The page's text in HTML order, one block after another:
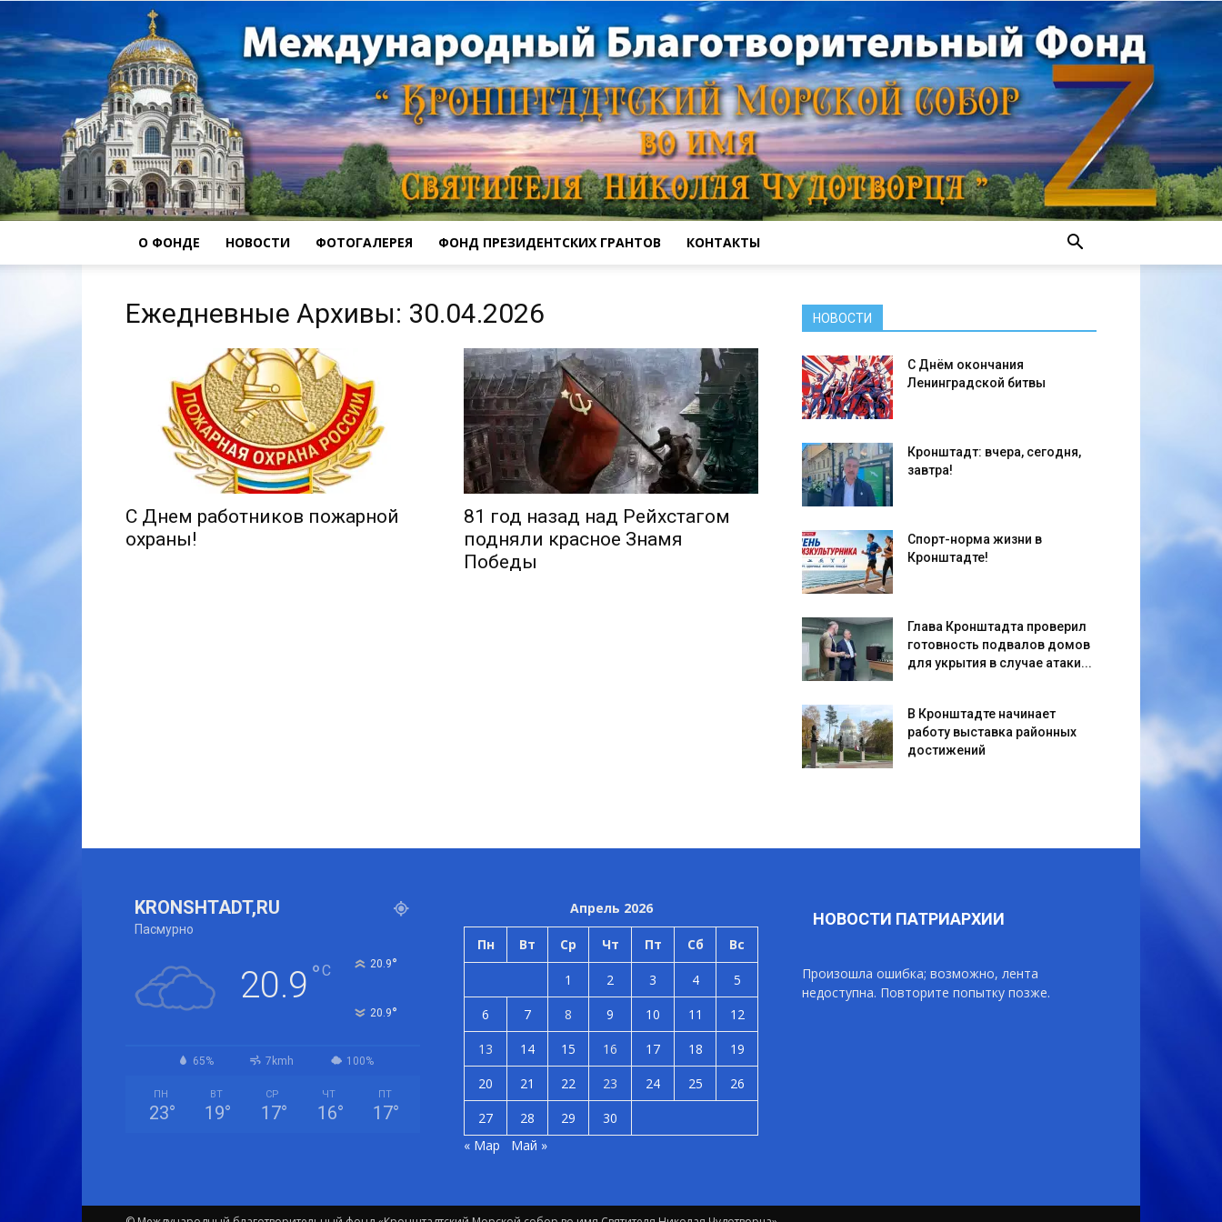
Морской
собор
О ФОНДЕ НОВОСТИ ФОТОГАЛЕРЕЯ ФОНД ПРЕЗИДЕНТСКИХ ГРАНТОВ КОНТАКТЫ
Ежедневные Архивы: 30.04.2026
С Днем работников пожарной
охраны!
81 год назад над Рейхстагом
подняли красное Знамя
Победы
НОВОСТИ
С Днём окончания
Ленинградской битвы
Кронштадт: вчера, сегодня,
завтра!
Спорт-норма жизни в
Кронштадте!
Глава Кронштадта проверил
готовность подвалов домов
для укрытия в случае атаки...
В Кронштадте начинает
работу выставка районных
достижений
KRONSHTADT,RU
Пасмурно
20.9 °C 20.9°
20.9°
65% 7kmh 100%
ПН
23°
ВТ
19°
СР
17°
ЧТ
16°
ПТ
17°
Апрель 2026
Пн Вт Ср Чт Пт Сб Вс
1 2 3 4
5
6
7 8 9 10 11
12
13
14 15 16 17 18
19
20
21 22 23 24 25
26
27
28 29
30
« Мар
Май »
НОВОСТИ ПАТРИАРХИИ
Произошла ошибка; возможно, лента
недоступна. Повторите попытку позже.